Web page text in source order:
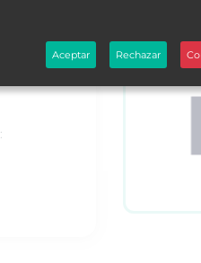
:
Aceptar Rechazar